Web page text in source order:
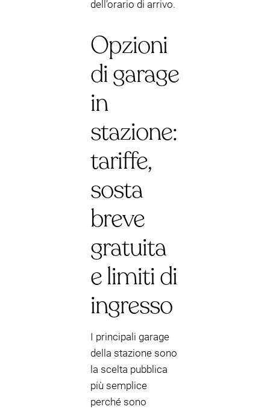
dell’orario di arrivo.
Opzioni
di garage
in
stazione:
tariffe,
sosta
breve
gratuita
e limiti di
ingresso
I principali garage
della stazione sono
la scelta pubblica
più semplice
perché sono